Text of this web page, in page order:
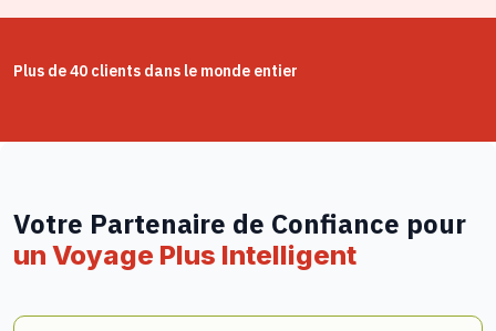
Plus de 40 clients dans le monde entier
Votre Partenaire de Confiance pour
un Voyage Plus Intelligent